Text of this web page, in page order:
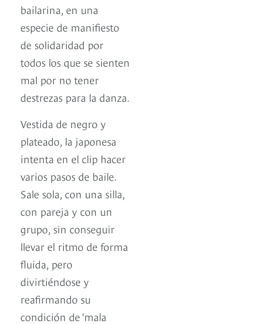
bailarina, en una
especie de manifiesto
de solidaridad por
todos los que se sienten
mal por no tener
destrezas para la danza.
Vestida de negro y
plateado, la japonesa
intenta en el clip hacer
varios pasos de baile.
Sale sola, con una silla,
con pareja y con un
grupo, sin conseguir
llevar el ritmo de forma
fluida, pero
divirtiéndose y
reafirmando su
condición de ‘mala